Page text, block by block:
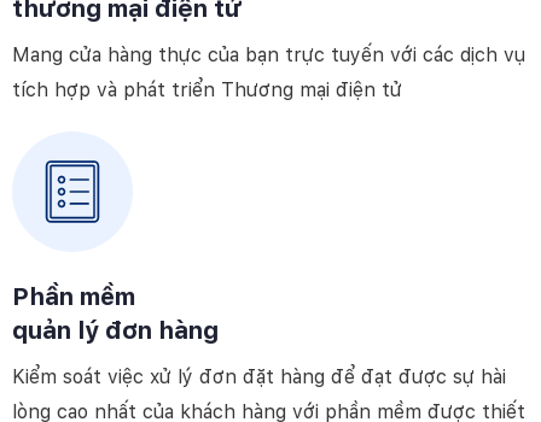
thương mại điện tử
Mang cửa hàng thực của bạn trực tuyến với các dịch vụ
tích hợp và phát triển Thương mại điện tử
Phần mềm
quản lý đơn hàng
Kiểm soát việc xử lý đơn đặt hàng để đạt được sự hài
lòng cao nhất của khách hàng với phần mềm được thiết